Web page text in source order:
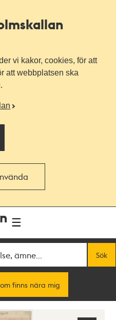
vi kakor, cookies, för att
att webbplatsen ska
Sök
finns nära mig